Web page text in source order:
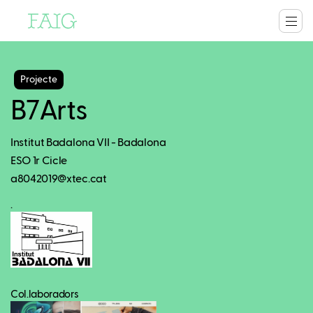
Projecte
B7Arts
Institut Badalona VII - Badalona
ESO 1r Cicle
a8042019@xtec.cat
.
Col.laboradors